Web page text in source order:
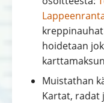
hoidetaan
Muistathan
Kartat, radat